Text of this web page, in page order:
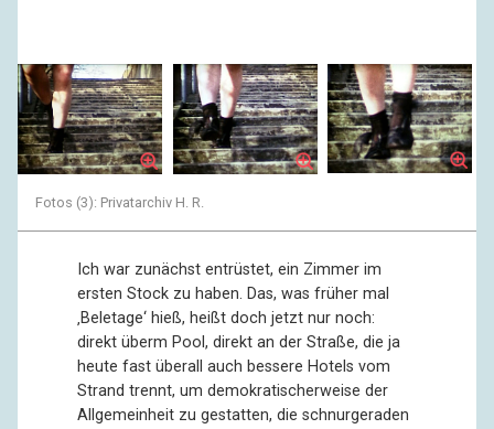
Fotos (3): Privatarchiv H. R.
Ich war zunächst entrüstet, ein Zimmer im
ersten Stock zu haben. Das, was früher mal
‚Beletage‘ hieß, heißt doch jetzt nur noch:
direkt überm Pool, direkt an der Straße, die ja
heute fast überall auch bessere Hotels vom
Strand trennt, um demokratischerweise der
Allgemeinheit zu gestatten, die schnurgeraden